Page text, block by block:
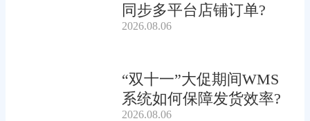
同步多平台店铺订单?
2026.08.06
“双十一”大促期间WMS
系统如何保障发货效率?
2026.08.06